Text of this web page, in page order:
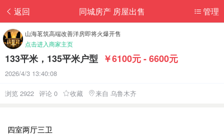
返回 管理
同城房产 房屋出售
山海茗筑高端改善洋房即将火爆开售
点击进入商家主页
133平米，135平米户型 ￥6100元 - 6600元
2026/4/3 13:40:08
浏览 2922 评论 0 收藏 来自 乌鲁木齐
四室两厅三卫